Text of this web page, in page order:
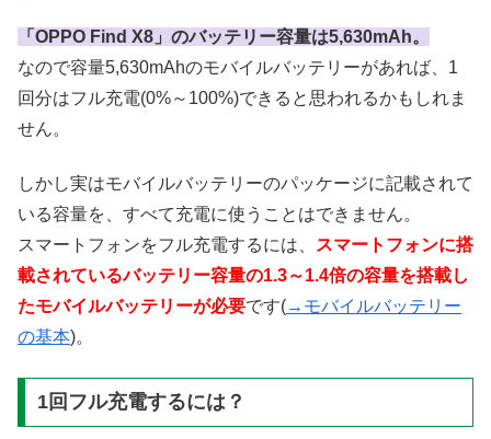
「OPPO Find X8」のバッテリー容量は5,630mAh。
なので容量5,630mAhのモバイルバッテリーがあれば、1
回分はフル充電(0%～100%)できると思われるかもしれま
せん。
しかし実はモバイルバッテリーのパッケージに記載されて
いる容量を、すべて充電に使うことはできません。
スマートフォンをフル充電するには、
スマートフォンに搭
載されているバッテリー容量の1.3～1.4倍の容量を搭載し
たモバイルバッテリーが必要です(→モバイルバッテリー
の基本)。
1回フル充電するには？